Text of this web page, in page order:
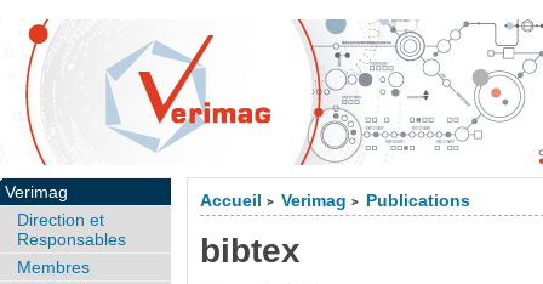
Accueil > Verimag > Publications
bibtex
Verimag
Direction et
Responsables
Membres